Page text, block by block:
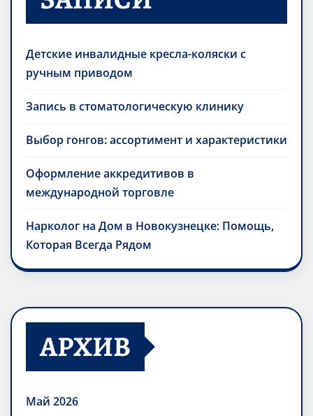
Детские инвалидные кресла-коляски с
ручным приводом
Запись в стоматологическую клинику
Выбор гонгов: ассортимент и характеристики
Оформление аккредитивов в
международной торговле
Нарколог на Дом в Новокузнецке: Помощь,
Которая Всегда Рядом
АРХИВ
Май 2026